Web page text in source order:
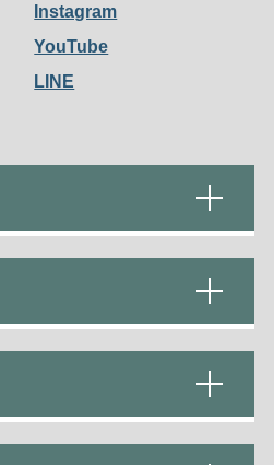
Instagram
YouTube
LINE